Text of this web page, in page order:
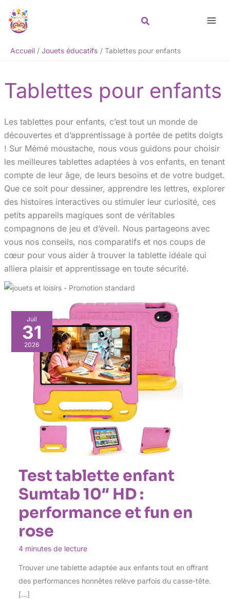
contenu
Accueil Jouets éducatifs Tablettes pour enfants
Tablettes pour enfants
Les tablettes pour enfants, c’est tout un monde de
découvertes et d’apprentissage à portée de petits doigts
! Sur Mémé moustache, nous vous guidons pour choisir
les meilleures tablettes adaptées à vos enfants, en tenant
compte de leur âge, de leurs besoins et de votre budget.
Que ce soit pour dessiner, apprendre les lettres, explorer
des histoires interactives ou stimuler leur curiosité, ces
petits appareils magiques sont de véritables
compagnons de jeu et d’éveil. Nous partageons avec
vous nos conseils, nos comparatifs et nos coups de
cœur pour vous aider à trouver la tablette idéale qui
alliera plaisir et apprentissage en toute sécurité.
Juil
31
2026
Test tablette enfant
Sumtab 10″ HD :
performance et fun en
rose
4 minutes de lecture
Trouver une tablette adaptée aux enfants tout en offrant
des performances honnêtes relève parfois du casse-tête.
[…]
Rechercher